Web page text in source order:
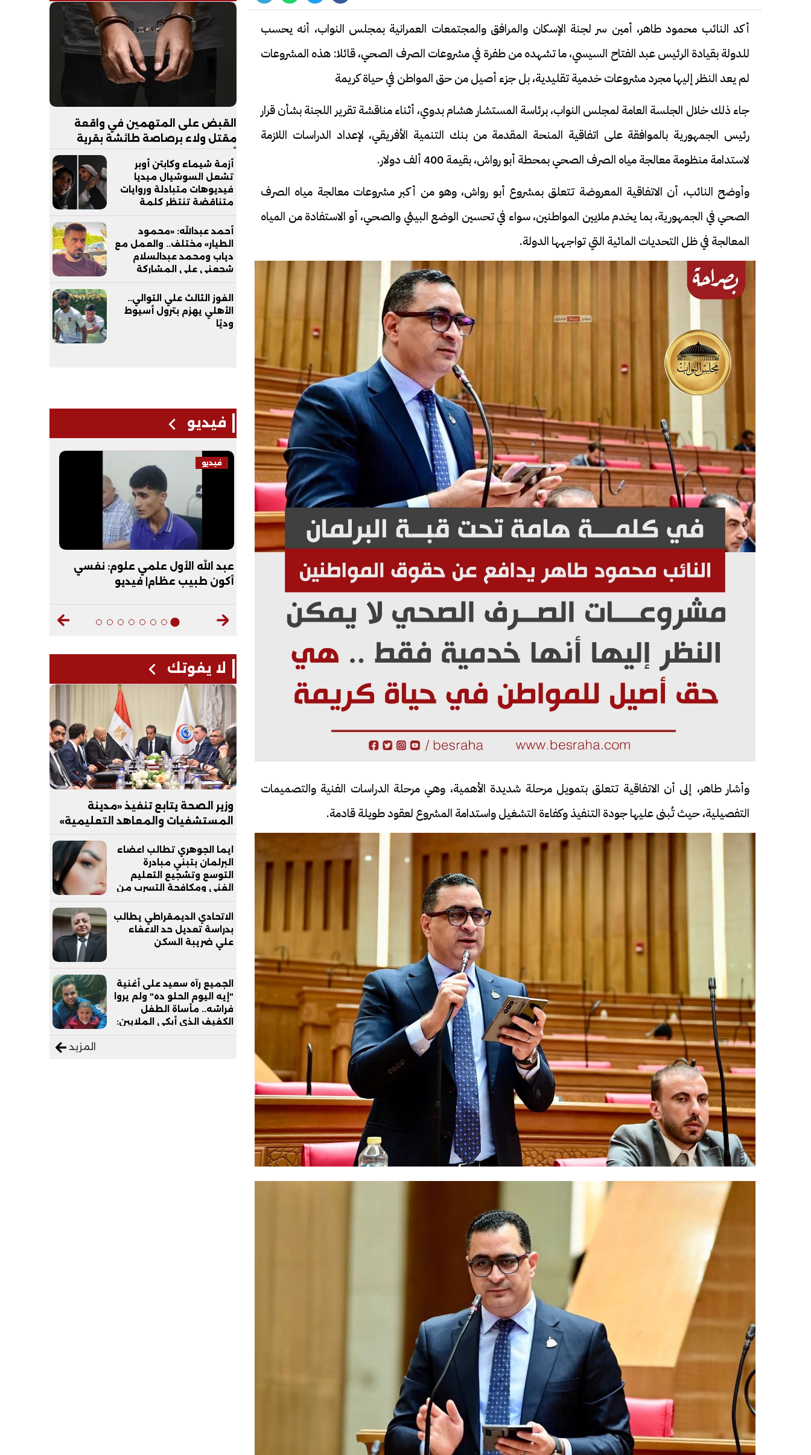
أكد النائب محمود طاهر، أمين سر لجنة الإسكان والمرافق والمجتمعات العمرانية بمجلس النواب، أنه يحسب
للدولة بقيادة الرئيس عبد الفتاح السيسي، ما تشهده من طفرة في مشروعات الصرف الصحي، قائلا: هذه المشروعات
لم يعد النظر إليها مجرد مشروعات خدمية تقليدية، بل جزء أصيل من حق المواطن في حياة كريمة
جاء ذلك خلال الجلسة العامة لمجلس النواب، برئاسة المستشار هشام بدوي، أثناء مناقشة تقرير اللجنة بشأن قرار
رئيس الجمهورية بالموافقة على اتفاقية المنحة المقدمة من بنك التنمية الأفريقي، لإعداد الدراسات اللازمة
لاستدامة منظومة معالجة مياه الصرف الصحي بمحطة أبو رواش، بقيمة 400 ألف دولار.
وأوضح النائب، أن الاتفاقية المعروضة تتعلق بمشروع أبو رواش، وهو من أكبر مشروعات معالجة مياه الصرف
الصحي في الجمهورية، بما يخدم ملايين المواطنين، سواء في تحسين الوضع البيئي والصحي، أو الاستفادة من المياه
المعالجة في ظل التحديات المائية التي تواجهها الدولة.
وأشار طاهر، إلى أن الاتفاقية تتعلق بتمويل مرحلة شديدة الأهمية، وهي مرحلة الدراسات الفنية والتصميمات
التفصيلية، حيث تُبنى عليها جودة التنفيذ وكفاءة التشغيل واستدامة المشروع لعقود طويلة قادمة.
القبض على المتهمين في واقعة
مقتل ولاء برصاصة طائشة بقرية
أزمة شيماء وكابتن أوبر
تشعل السوشيال ميديا
فيديوهات متبادلة وروايات
متناقضة تنتظر كلمة
التحقيقات
أحمد عبدالله: «محمود
الطيار» مختلف.. والعمل مع
دياب ومحمد عبدالسلام
شجعني على المشاركة
الفوز الثالث علي التوالي..
الأهلي يهزم بترول أسيوط
وديًا
فيديو
ابني بطل وفخورة بيه.. أول ظهور لـ
عماد سائق التريلا مع والدته بعد
تصدره التريند| فيديو
فيديو
سائق التريلا يمنع كارثة فى اللحظات
الأخيرة .. أنقذ "جامبو"محملة
بالقطن على الطريق السريع| فيديو
عبد الله الأول علمي علوم: نفسي
أكون طبيب عظام| فيديو
فيديو
"عقبال العريس يا ست مروة".. شيخ
الأزهر يمازح الثانية علمي بالثانوية
لا يفوتك
وزير الصحة يتابع تنفيذ «مدينة
المستشفيات والمعاهد التعليمية»
بالعاصمة الجديدة
ايما الجوهري تطالب اعضاء
البرلمان بتبني مبادرة
التوسع وتشجيع التعليم
الفني ومكافحة التسرب من
التعليم
الاتحادي الديمقراطي يطالب
بدراسة تعديل حد الاعفاء
علي ضريبة السكن
الجميع رآه سعيد على أغنية
"إيه اليوم الحلو ده" ولم يروا
فراشه.. مأساة الطفل
الكفيف الذي أبكى الملايين:
المزيد